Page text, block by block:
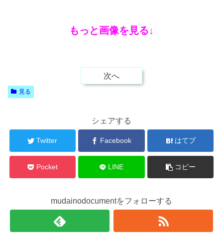
もっと画像を見る↓
次へ
見る
シェアする
Twitter Facebook はてブ
Pocket LINE コピー
mudainodocumentをフォローする